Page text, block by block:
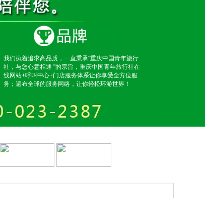
我们执着追求高品质，一直秉承"重庆中国青年旅行
社，与您心意相通 "的宗旨，重庆中国青年旅行社在
线网站+呼叫中心+门店服务体系让你享受全方位服
务；遍布全球的服务网络，让你轻松环游世界！